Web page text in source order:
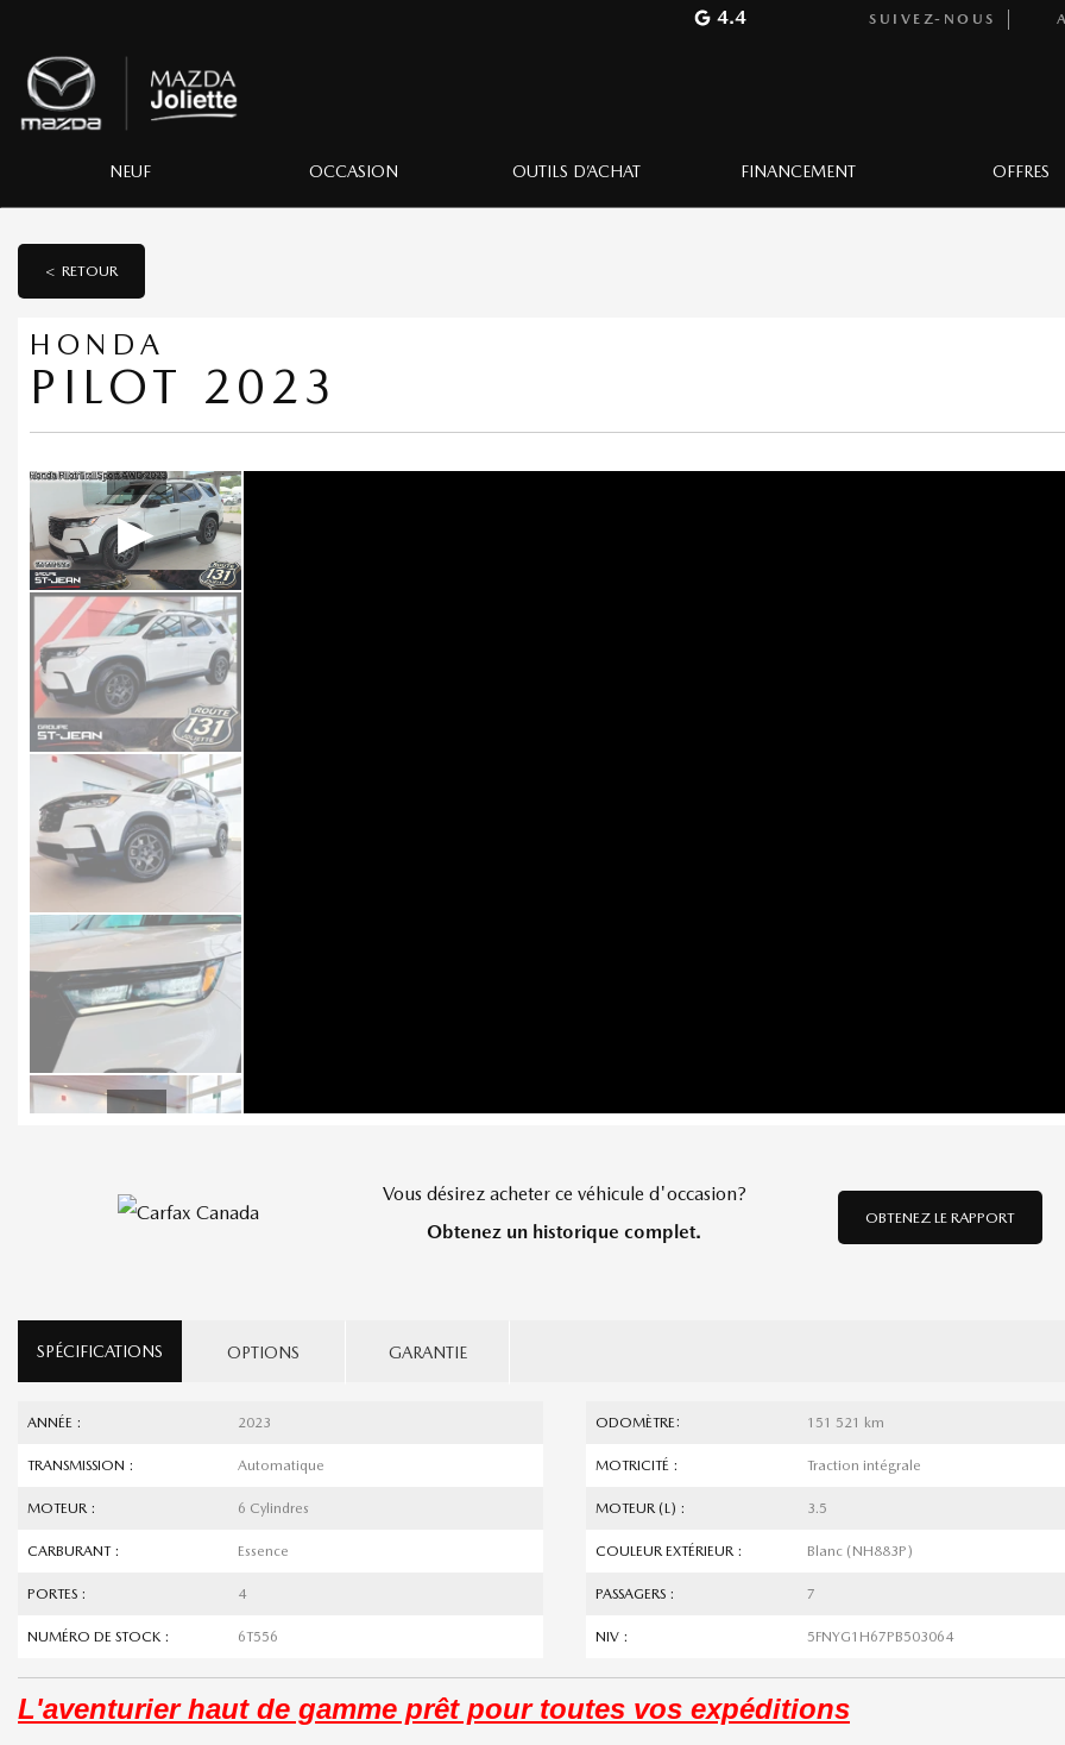
4.4 SUIVEZ-NOUS
NEUF OCCASION OUTILS D’ACHAT FINANCEMENT OFFRES
< RETOUR
HONDA
PILOT 2023
▶
Vous désirez acheter ce véhicule d'occasion?
Obtenez un historique complet.
OBTENEZ LE RAPPORT
SPÉCIFICATIONS OPTIONS GARANTIE
ANNÉE : 2023 ODOMÈTRE: 151 521 km
TRANSMISSION : Automatique MOTRICITÉ : Traction intégrale
MOTEUR : 6 Cylindres MOTEUR (L) : 3.5
CARBURANT : Essence COULEUR EXTÉRIEUR : Blanc (NH883P)
PORTES : 4 PASSAGERS : 7
NUMÉRO DE STOCK : 6T556 NIV : 5FNYG1H67PB503064
L'aventurier haut de gamme prêt pour toutes vos expéditions